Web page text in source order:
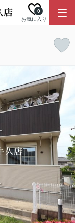
お気に入り
0